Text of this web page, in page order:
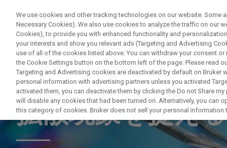
NUCLEAR MAGNETIC RESONANCE (NMR) WEBINAR
拡散現象を捉え
We use cookies and other tracking technologies on our website. Some
Necessary Cookies). We also use cookies to analyze the traffic on our
Cookies), to provide you with enhanced functionality and
your interests and show you relevant ads (Targeting and Advertising
use of all of the cookies listed above. You can withdraw your consent
the Cookie Settings button on the bottom left of the page. Please read
Targeting and Advertising cookies are deactivated by default on Bruker
personal information with advertising partners unless you activated
activated them, you can deactivate them by clicking the Do not Share
will disable any cookies that had been turned on. Alternatively, you can
this category of cookies. Bruker does not sell your personal information